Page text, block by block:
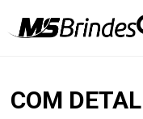
COM